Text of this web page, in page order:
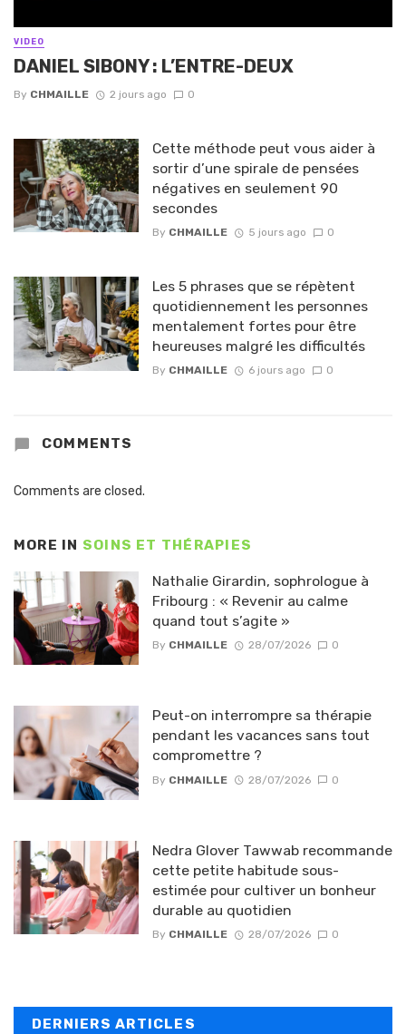
VIDEO
DANIEL SIBONY : L’ENTRE-DEUX
By CHMAILLE 2 jours ago 0
Cette méthode peut vous aider à
sortir d’une spirale de pensées
négatives en seulement 90
secondes
By CHMAILLE 5 jours ago 0
Les 5 phrases que se répètent
quotidiennement les personnes
mentalement fortes pour être
heureuses malgré les difficultés
By CHMAILLE 6 jours ago 0
COMMENTS
Comments are closed.
MORE IN SOINS ET THÉRAPIES
Nathalie Girardin, sophrologue à
Fribourg : « Revenir au calme
quand tout s’agite »
By CHMAILLE 28/07/2026 0
Peut-on interrompre sa thérapie
pendant les vacances sans tout
compromettre ?
By CHMAILLE 28/07/2026 0
Nedra Glover Tawwab recommande
cette petite habitude sous-
estimée pour cultiver un bonheur
durable au quotidien
By CHMAILLE 28/07/2026 0
DERNIERS ARTICLES